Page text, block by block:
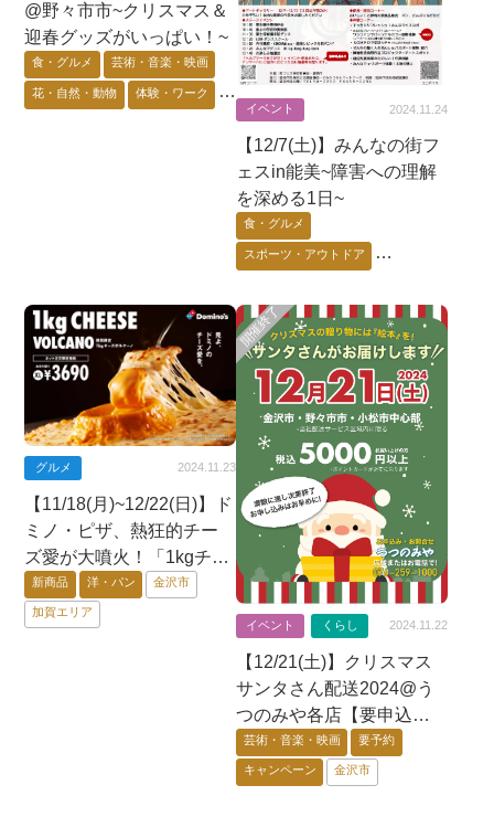
@野々市市~クリスマス＆
迎春グッズがいっぱい！~
食・グルメ 芸術・音楽・映画
花・自然・動物 体験・ワーク
イベント 2024.11.24
【12/7(土)】みんなの街フ
ェスin能美~障害への理解
を深める1日~
食・グルメ
スポーツ・アウトドア
ゲーム・アニメ・キャラ
体験・ワーク 能登エリア
グルメ 2024.11.23
【11/18(月)~12/22(日)】ド
ミノ・ピザ、熱狂的チー
ズ愛が大噴火！「1kgチー
ズボルケーノ」期間限定
販売！
新商品 洋・パン 金沢市
加賀エリア
イベント
くらし 2024.11.22
【12/21(土)】クリスマス
サンタさん配送2024@う
つのみや各店【要申込・
先着40名】
芸術・音楽・映画 要予約
キャンペーン 金沢市